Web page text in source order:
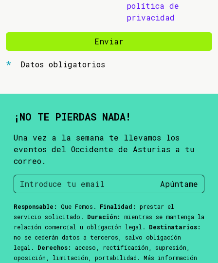
política de
privacidad
Enviar
Datos obligatorios
¡NO TE PIERDAS NADA!
Una vez a la semana te llevamos los
eventos del Occidente de Asturias a tu
correo.
Apúntame
Responsable: Que Femos. Finalidad:
prestar el
servicio solicitado. Duración:
mientras se mantenga la
relación comercial u obligación legal. Destinatarios:
no se cederán datos a terceros, salvo obligación
legal. Derechos:
acceso, rectificación, supresión,
oposición, limitación, portabilidad. Más información